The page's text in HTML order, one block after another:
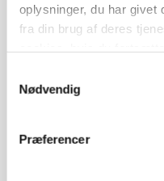
oplysninger, du har givet
fra din brug af deres
Nødvendig
Præferencer